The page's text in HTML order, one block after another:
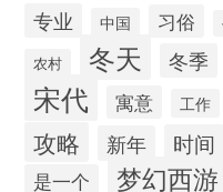
专业 中国 习俗
农村 冬天 冬季
宋代 寓意 工作
攻略 新年 时间
是一个 梦幻西游